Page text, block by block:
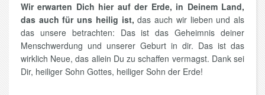
Wir erwarten Dich hier auf der Erde, in Deinem Land,
das auch für uns heilig ist, das auch wir lieben und als
das unsere betrachten: Das ist das Geheimnis deiner
Menschwerdung und unserer Geburt in dir. Das ist das
wirklich Neue, das allein Du zu schaffen vermagst. Dank sei
Dir, heiliger Sohn Gottes, heiliger Sohn der Erde!